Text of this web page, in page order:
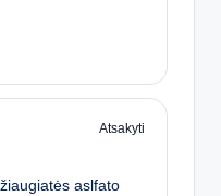
Atsakyti
aslfato